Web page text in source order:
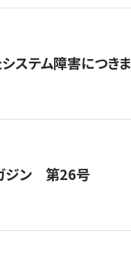
ステム障害につき
ジン 第26号